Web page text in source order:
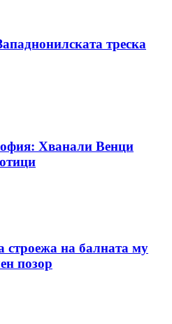
треска
Хванали Венци
строежа на балната му
позор